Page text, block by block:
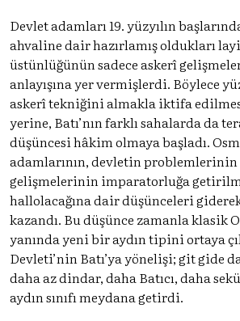
Devlet adamları 19. yüzyılın
ahvaline dair hazırlamış oldukları
üstünlüğünün sadece askerî
anlayışına yer vermişlerdi. Böylece
askerî tekniğini almakla iktifa
yerine, Batı’nın farklı sahalarda da
düşüncesi hâkim olmaya başladı.
adamlarının, devletin problemlerinin
gelişmelerinin imparatorluğa
hallolacağına dair düşünceleri
kazandı. Bu düşünce zamanla klasik
yanında yeni bir aydın tipini ortaya
Devleti’nin Batı’ya yönelişi; git gide
daha az dindar, daha Batıcı, daha
aydın sınıfı meydana getirdi.